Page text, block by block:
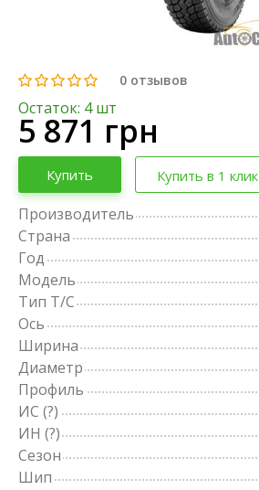
0 отзывов
Остаток: 4 шт
5 871 грн
Купить Купить в 1 клик
Производитель
Страна
Год
Модель
Тип Т/С
Ось
Ширина
Диаметр
Профиль
ИС (?)
ИН (?)
Сезон
Шип